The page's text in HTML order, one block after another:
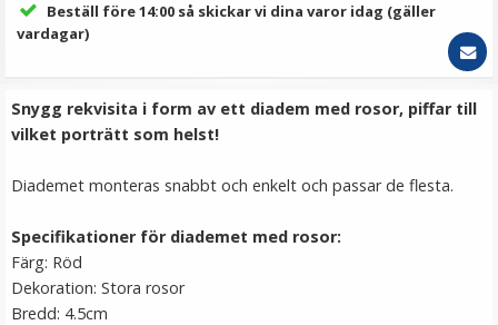
Beställ före 14:00 så skickar vi dina varor idag (gäller
vardagar)
Snygg rekvisita i form av ett diadem med rosor, piffar till
vilket porträtt som helst!
Diademet monteras snabbt och enkelt och passar de flesta.
Specifikationer för diademet med rosor:
Färg: Röd
Dekoration: Stora rosor
Bredd: 4.5cm